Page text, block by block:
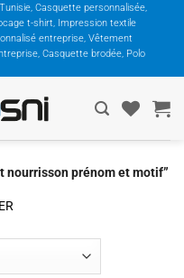
Casquette personnalisée,
t-shirt, Impression textile
entreprise, Vêtement
Casquette brodée, Polo
prénom et motif”